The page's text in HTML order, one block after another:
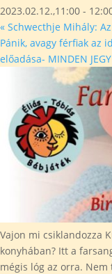
2023.02.12.,11:00 -
« Schwecthje Mihály:
Pánik, avagy férfiak az
előadása- MINDEN JEGY
Vajon mi csiklandozza
konyhában? Itt a
mégis lóg az orra.